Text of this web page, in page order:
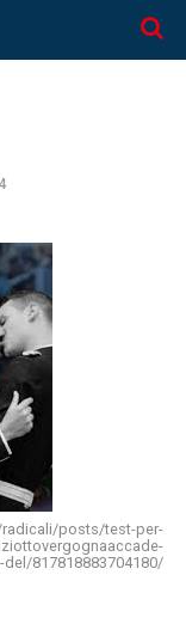
posts/test-per-
del/817818883704180/